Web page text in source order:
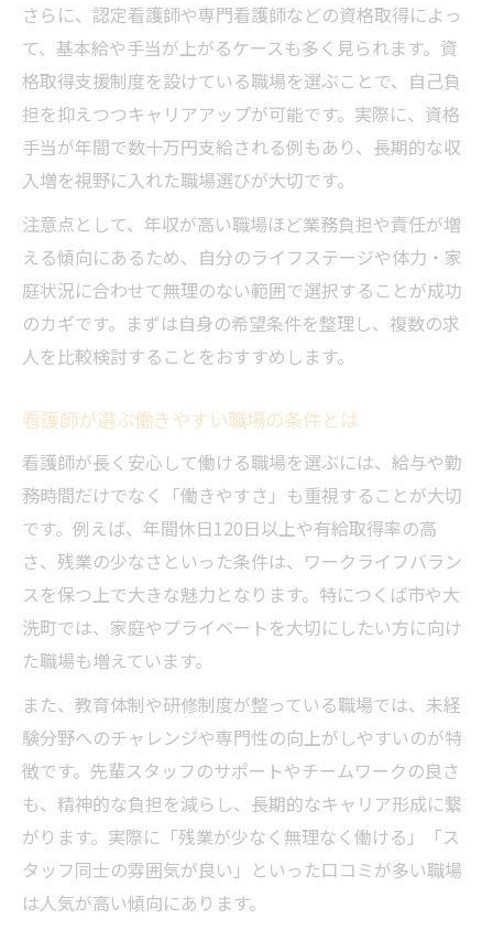
看護師が成長できるつくば市の職場特徴
さらに、認定看護師や専門看護師などの資格取得によっ
て、基本給や手当が上がるケースも多く見られます。資
格取得支援制度を設けている職場を選ぶことで、自己負
担を抑えつつキャリアアップが可能です。実際に、資格
手当が年間で数十万円支給される例もあり、長期的な収
入増を視野に入れた職場選びが大切です。
注意点として、年収が高い職場ほど業務負担や責任が増
える傾向にあるため、自分のライフステージや体力・家
庭状況に合わせて無理のない範囲で選択することが成功
のカギです。まずは自身の希望条件を整理し、複数の求
人を比較検討することをおすすめします。
看護師が選ぶ働きやすい職場の条件とは
看護師が長く安心して働ける職場を選ぶには、給与や勤
務時間だけでなく「働きやすさ」も重視することが大切
です。例えば、年間休日120日以上や有給取得率の高
さ、残業の少なさといった条件は、ワークライフバラン
スを保つ上で大きな魅力となります。特につくば市や大
洗町では、家庭やプライベートを大切にしたい方に向け
た職場も増えています。
また、教育体制や研修制度が整っている職場では、未経
験分野へのチャレンジや専門性の向上がしやすいのが特
徴です。先輩スタッフのサポートやチームワークの良さ
も、精神的な負担を減らし、長期的なキャリア形成に繋
がります。実際に「残業が少なく無理なく働ける」「ス
タッフ同士の雰囲気が良い」といった口コミが多い職場
は人気が高い傾向にあります。